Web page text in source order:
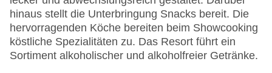
Zimmerservice
Sonnenterrasse
Gesamtanzahl der Stockwerke: 2
Gesamtanzahl der Zimmer: 432
hinaus stellt die Unterbringung Snacks bereit. Die
hervorragenden Köche bereiten beim Showcooking
köstliche Spezialitäten zu. Das Resort führt ein
Sortiment alkoholischer und alkoholfreier Getränke.